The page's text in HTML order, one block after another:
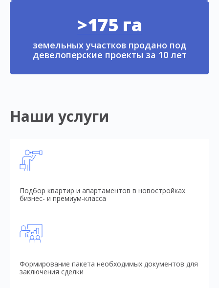
>175 га
земельных участков продано под
девелоперские проекты за 10 лет
Наши услуги
Подбор квартир и апартаментов в новостройках
бизнес- и премиум-класса
Формирование пакета необходимых документов для
заключения сделки